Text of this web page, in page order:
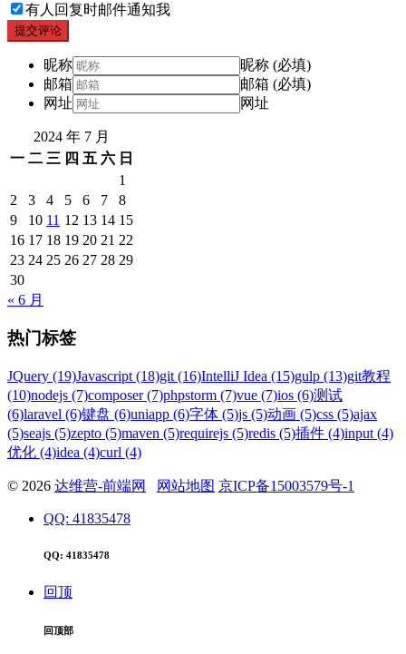
有人回复时邮件通知我
提交评论
昵称
昵称 (必填)
邮箱
邮箱 (必填)
网址
网址
2024 年 7 月
一 二 三 四 五 六 日
1
2
3 4 5 6 7
8
9
10 11 12 13 14 15
16 17 18 19 20 21 22
23 24 25 26 27 28 29
30
« 6 月
热门标签
JQuery (19)Javascript (18)git (16)IntelliJ Idea (15)gulp (13)git教程
(10)nodejs (7)composer (7)phpstorm (7)vue (7)ios (6)测试
(6)laravel (6)键盘 (6)uniapp (6)字体 (5)js (5)动画 (5)css (5)ajax
(5)seajs (5)zepto (5)maven (5)requirejs (5)redis (5)插件 (4)input (4)
优化 (4)idea (4)curl (4)
© 2026 达维营-前端网 网站地图 京ICP备15003579号-1
QQ: 41835478
QQ: 41835478
回顶
回顶部